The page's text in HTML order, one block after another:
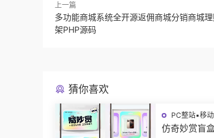
上一篇
多功能商城系统全开源返佣商城分销商城
架PHP源码
猜你喜欢
PC整站▪移
仿奇妙赏盲